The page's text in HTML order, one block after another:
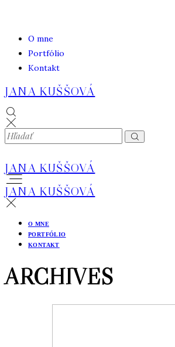
O mne
Portfólio
Kontakt
JANA KUŠŠOVÁ
JANA KUŠŠOVÁ
JANA KUŠŠOVÁ
O MNE
PORTFÓLIO
KONTAKT
ARCHIVES